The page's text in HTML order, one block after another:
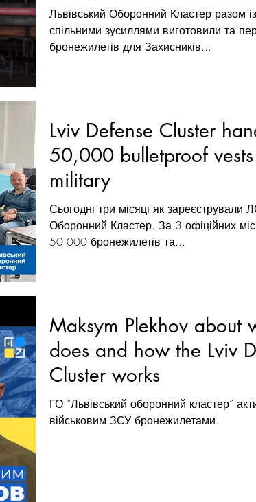
Львівський Оборонний Кластер разом
спільними зусиллями виготовили та
бронежилетів для Захисників...
Lviv Defense Cluster
50,000 bulletproof
military
Сьогодні три місяці як зареєстрували
Оборонний Кластер. За 3 офіційних
50 000 бронежилетів та...
Maksym Plekhov about
does and how the Lviv
Cluster works
ГО “Львівський оборонний кластер”
військовим ЗСУ бронежилетами.